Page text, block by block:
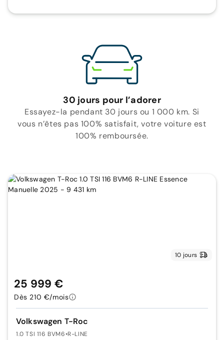
30 jours pour l’adorer
Essayez-la pendant 30 jours ou 1 000 km. Si
vous n’êtes pas 100% satisfait, votre voiture est
100% remboursée.
10 jours
Volkswagen T-Roc
1.0 TSI 116 BVM6•R-LINE
25 999 €
Dès 210 €/mois